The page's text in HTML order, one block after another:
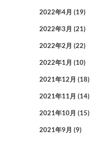
2022年4月 (19)
2022年3月 (21)
2022年2月 (22)
2022年1月 (10)
2021年12月 (18)
2021年11月 (14)
2021年10月 (15)
2021年9月 (9)